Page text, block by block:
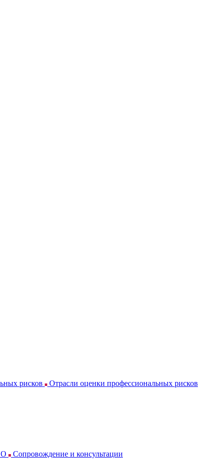
рисков
Отрасли оценки профессиональных рисков
Сопровождение и консультации